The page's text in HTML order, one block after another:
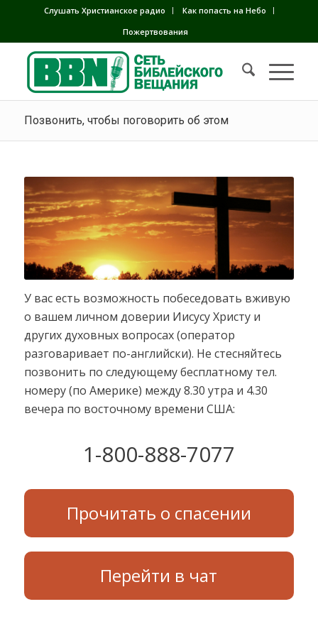
Слушать Христианское радио
Как попасть на Небо
Пожертвования
Позвонить, чтобы поговорить об этом
У вас есть возможность побеседовать вживую
о вашем личном доверии Иисусу Христу и
других духовных вопросах (оператор
разговаривает по-английски). Не стесняйтесь
позвонить по следующему бесплатному тел.
номеру (по Америке) между 8.30 утра и 4.30
вечера по восточному времени США:
1-800-888-7077
Прочитать о спасении
Перейти в чат